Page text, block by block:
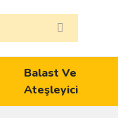
Balast Ve
Ateşleyici